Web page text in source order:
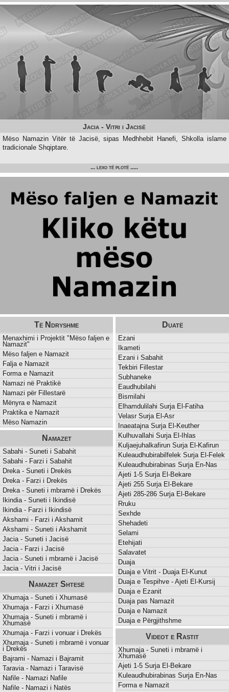
Të Ndryshme
Menaxhimi i Projektit "Mëso faljen e
Namazit"
Mëso faljen e Namazit
Falja e Namazit
Forma e Namazit
Namazi në Praktikë
Namazi për Fillestarë
Mënyra e Namazit
Praktika e Namazit
Mëso Namazin
Namazet
Sabahi - Suneti i Sabahit
Sabahi - Farzi i Sabahit
Dreka - Suneti i Drekës
Dreka - Farzi i Drekës
Dreka - Suneti i mbramë i Drekës
Ikindia - Suneti i Ikindisë
Ikindia - Farzi i Ikindisë
Akshami - Farzi i Akshamit
Akshami - Suneti i Akshamit
Jacia - Suneti i Jacisë
Jacia - Farzi i Jacisë
Jacia - Suneti i mbramë i Jacisë
Jacia - Vitri i Jacisë
Namazet Shtesë
Xhumaja - Suneti i Xhumasë
Xhumaja - Farzi i Xhumasë
Xhumaja - Suneti i mbramë i
Xhumasë
Xhumaja - Farzi i vonuar i Drekës
Xhumaja - Suneti i mbramë i vonuar
i Drekës
Bajrami - Namazi i Bajramit
Taravia - Namazi i Taravisë
Nafile - Namazi Nafile
Nafile - Namazi i Natës
Jacia - Vitri i Jacisë
Mëso Namazin Vitër të Jacisë, sipas Medhhebit Hanefi, Shkolla islame
tradicionale Shqiptare.
... lexo të plotë .....
Duatë
Ezani
Ikameti
Ezani i Sabahit
Tekbiri Fillestar
Subhaneke
Eaudhubilahi
Bismilahi
Elhamdulilahi Surja El-Fatiha
Velasr Surja El-Asr
Inaeatajna Surja El-Keuther
Kulhuvallahi Surja El-Ihlas
Kuljaejuhalkafirun Surja El-Kafirun
Kuleaudhubirabilfelek Surja El-Felek
Kuleaudhubirabinas Surja En-Nas
Ajeti 1-5 Surja El-Bekare
Ajeti 255 Surja El-Bekare
Ajeti 285-286 Surja El-Bekare
Rruku
Sexhde
Shehadeti
Selami
Etehijati
Salavatet
Duaja
Duaja e Vitrit - Duaja El-Kunut
Duaja e Tespihve - Ajeti El-Kursij
Duaja e Ezanit
Duaja pas Namazit
Duaja e Namazit
Duaja e Përgjithshme
Videot e Rastit
Xhumaja - Suneti i mbramë i
Xhumasë
Ajeti 1-5 Surja El-Bekare
Kuleaudhubirabinas Surja En-Nas
Forma e Namazit